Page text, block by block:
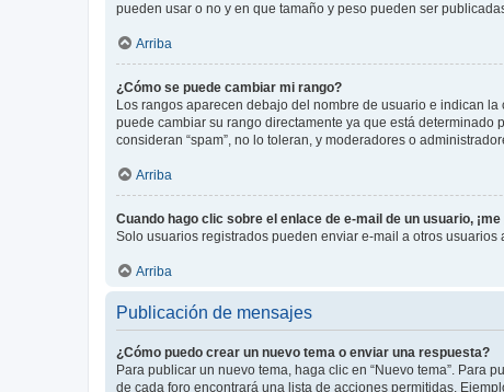
pueden usar o no y en que tamaño y peso pueden ser
Arriba
¿Cómo se puede cambiar mi rango?
Los rangos aparecen debajo del nombre de usuario e indican
puede cambiar su rango directamente ya que está
consideran “spam”, no lo toleran, y moderadores o
Arriba
Cuando hago clic sobre el enlace de e-mail de un usuario,
Solo usuarios registrados pueden enviar e-mail a otros
Arriba
Publicación de mensajes
¿Cómo puedo crear un nuevo tema o enviar una respuesta?
Para publicar un nuevo tema, haga clic en “Nuevo tema”. Para
de cada foro encontrará una lista de acciones permitidas.